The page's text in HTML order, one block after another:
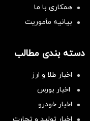
همکاری با ما
بیانیه مأموریت
دسته بندی مطالب
اخبار طلا و ارز
اخبار بورس
اخبار خودرو
اخبار تولید و تجارت